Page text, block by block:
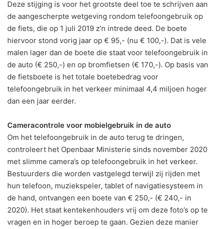
Deze stijging is voor het grootste deel toe te schrijven aan
de aangescherpte wetgeving rondom telefoongebruik op
de fiets, die op 1 juli 2019 z’n intrede deed. De boete
hiervoor stond vorig jaar op € 95,- (nu € 100,-). Dat is vele
malen lager dan de boete die staat voor telefoongebruik in
de auto (€ 250,-) en op bromfietsen (€ 170,-). Op basis van
de fietsboete is het totale boetebedrag voor
telefoongebruik in het verkeer minimaal 4,4 miljoen hoger
dan een jaar eerder.
Cameracontrole voor mobielgebruik in de auto
Om het telefoongebruik in de auto terug te dringen,
controleert het Openbaar Ministerie sinds november 2020
met slimme camera’s op telefoongebruik in het verkeer.
Bestuurders die worden vastgelegd terwijl zij rijden met
hun telefoon, muziekspeler, tablet of navigatiesysteem in
de hand, ontvangen een boete van € 250,- (€ 240,- in
2020). Het staat kentekenhouders vrij om deze foto’s op te
vragen en in hoger beroep te gaan. Gezien deze manier